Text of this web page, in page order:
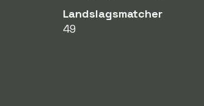
Landslagsmatcher
49